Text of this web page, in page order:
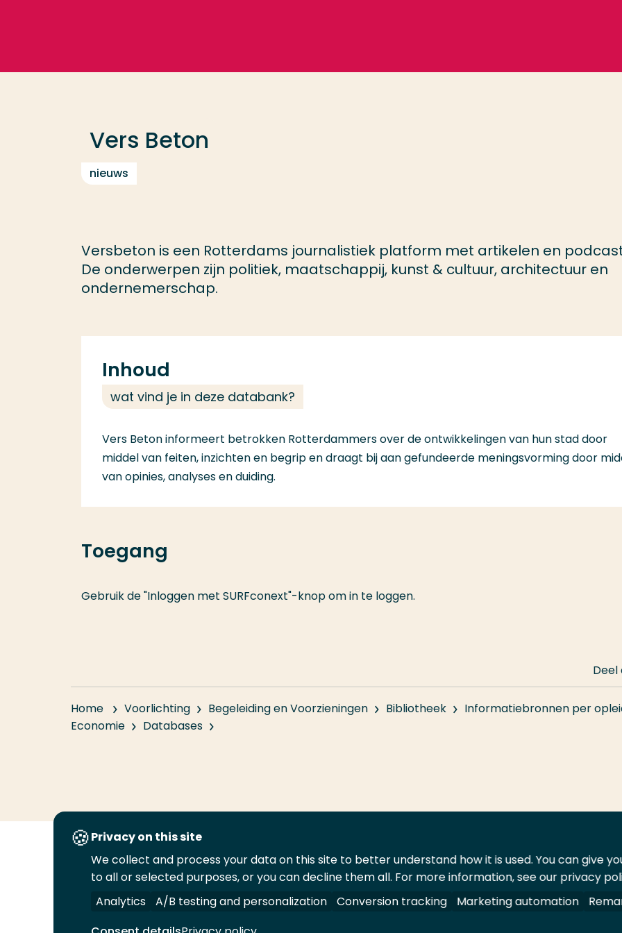
Vers Beton
nieuws
Versbeton is een Rotterdams journalistiek platform met artikelen en
De onderwerpen zijn politiek, maatschappij, kunst & cultuur, architectuur en
ondernemerschap.
Inhoud
wat vind je in deze databank?
Vers Beton informeert betrokken Rotterdammers over de ontwikkelingen van hun stad door
middel van feiten, inzichten en begrip en draagt bij aan gefundeerde meningsvorming door
van opinies, analyses en duiding.
Toegang
Gebruik de "Inloggen met SURFconext"-knop om in te loggen.
Home Voorlichting Begeleiding en Voorzieningen Bibliotheek
Informatiebronnen per
Economie
Databases
Volg
ons
op
Volg
ons
op
Volg
ons
op
Volg
ons
op
Juridisch Security A-Z Index Contact Leveranciers
Privacy on this site
We collect and process your data on this site to better understand how it is used. You can give
to all or selected purposes, or you can decline them all. For more information, see our privacy
Analytics
A/B testing and personalization Conversion tracking Marketing automation